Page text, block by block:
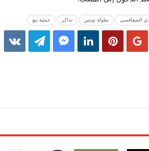
الصفاقسي بطولة تونس تذاكر عملية بيع